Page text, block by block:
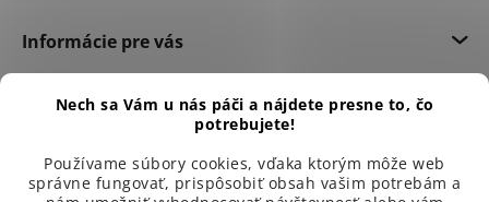
Nech sa Vám u nás páči a nájdete presne to, čo
potrebujete!
Používame súbory cookies, vďaka ktorým môže web
správne fungovať, prispôsobiť obsah vašim potrebám a
Informácie pre vás
Dôležité informácie